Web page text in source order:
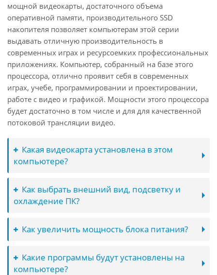
мощной видеокарты, достаточного объема
оперативной памяти, производительного SSD
накопителя позволяет компьютерам этой серии
выдавать отличную производительность в
современных играх и ресурсоемких профессиональных
приложениях. Компьютер, собранный на базе этого
процессора, отлично проявит себя в современных
играх, учебе, программировании и проектировании,
работе с видео и графикой. Мощности этого процессора
будет достаточно в том числе и для для качественной
потоковой трансляции видео.
Какая видеокарта установлена в этом
компьютере?
Как выбрать внешний вид, подсветку и
охлаждение ПК?
Как увеличить мощность блока питания?
Какие программы будут установлены на
компьютере?